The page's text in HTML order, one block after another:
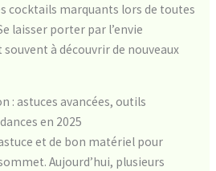
cocktails marquants lors de toutes
laisser porter par l’envie
à découvrir de nouveaux
: astuces avancées, outils
en 2025
et de bon matériel pour
Aujourd’hui, plusieurs